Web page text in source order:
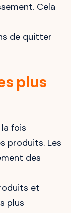
Cela
de quitter
plus
fois
produits. Les
des
et
plus